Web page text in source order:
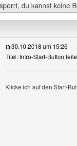
du kannst keine
Benutzer-Profile
30.10.2018 um 15:26
Titel: Intro-Start-Button
Klicke ich auf den Start-